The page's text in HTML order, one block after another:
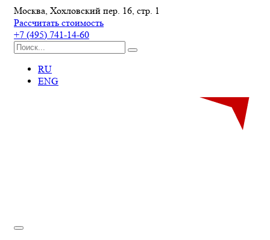
Москва, Хохловский пер. 16, стр. 1
Рассчитать стоимость
+7 (495) 741-14-60
RU
ENG